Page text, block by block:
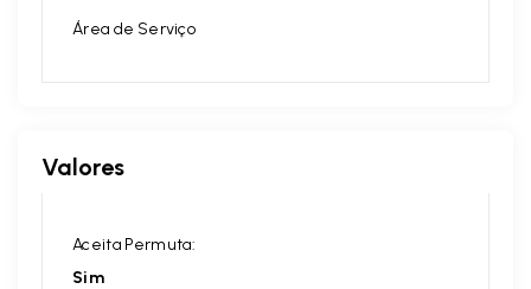
Área de Serviço
Valores
Aceita Permuta:
Sim